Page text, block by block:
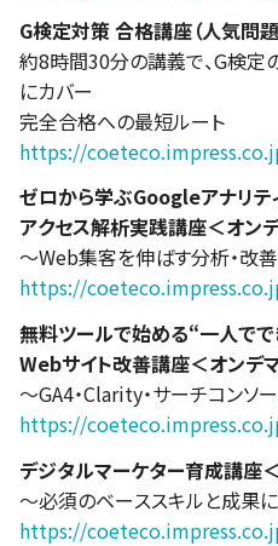
G検定対策 合格講座（人気問
約8時間30分の講義で、G検定
にカバー
完全合格への最短ルート
https://
ゼロから学ぶGoogleアナリテ
アクセス解析実践講座＜オン
～Web集客を伸ばす分析・改
https://
無料ツールで始める“一人で
Webサイト改善講座＜オンデ
～GA4・Clarity・サーチコンソ
https://
デジタルマーケター育成講座
～必須のベーススキルと成果
https://